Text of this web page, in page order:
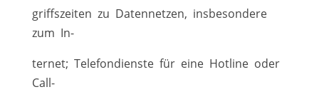
griffszeiten zu Datennetzen, insbesondere
zum In-
ternet; Telefondienste für eine Hotline oder
Call-